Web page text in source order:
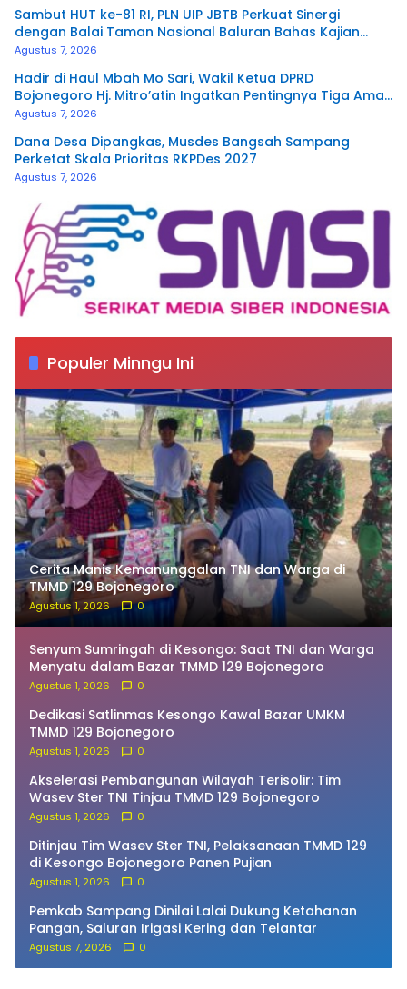
Sambut HUT ke-81 RI, PLN UIP JBTB Perkuat Sinergi
dengan Balai Taman Nasional Baluran Bahas Kajian
Rencana Proyek SUTET 500 kV Paiton–
Agustus 7, 2026
Hadir di Haul Mbah Mo Sari, Wakil Ketua DPRD
Bojonegoro Hj. Mitro’atin Ingatkan Pentingnya Tiga Amal
Pengalir Pahala
Agustus 7, 2026
Dana Desa Dipangkas, Musdes Bangsah Sampang
Perketat Skala Prioritas RKPDes 2027
Agustus 7, 2026
Populer Minngu Ini
Cerita Manis Kemanunggalan TNI dan Warga di
TMMD 129 Bojonegoro
Agustus 1, 2026 0
Senyum Sumringah di Kesongo: Saat TNI dan Warga
Menyatu dalam Bazar TMMD 129 Bojonegoro
Agustus 1, 2026 0
Dedikasi Satlinmas Kesongo Kawal Bazar UMKM
TMMD 129 Bojonegoro
Agustus 1, 2026 0
Akselerasi Pembangunan Wilayah Terisolir: Tim
Wasev Ster TNI Tinjau TMMD 129 Bojonegoro
Agustus 1, 2026 0
Ditinjau Tim Wasev Ster TNI, Pelaksanaan TMMD 129
di Kesongo Bojonegoro Panen Pujian
Agustus 1, 2026 0
Pemkab Sampang Dinilai Lalai Dukung Ketahanan
Pangan, Saluran Irigasi Kering dan Telantar
Agustus 7, 2026 0